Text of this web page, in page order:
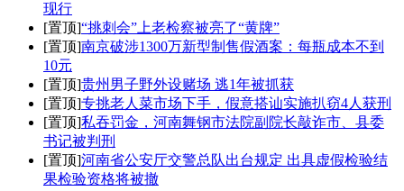
现行
[置顶]“挑刺会”上老检察被亮了“黄牌”
[置顶]南京破涉1300万新型制售假酒案：每瓶成本不到
10元
[置顶]贵州男子野外设赌场 逃1年被抓获
[置顶]专挑老人菜市场下手，假意搭讪实施扒窃4人获刑
[置顶]私吞罚金，河南舞钢市法院副院长敲诈市、县委
书记被判刑
[置顶]河南省公安厅交警总队出台规定 出具虚假检验结
果检验资格将被撤